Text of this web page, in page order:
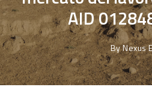
AID
ByNexus